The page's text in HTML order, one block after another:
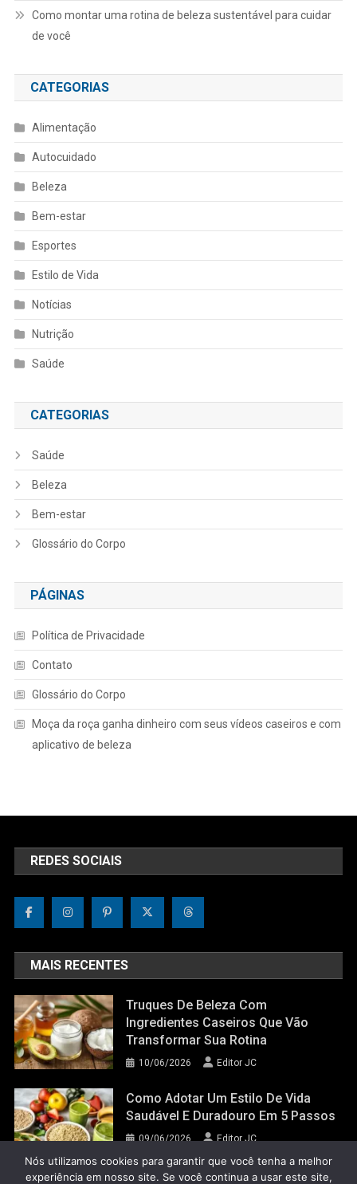
Como montar uma rotina de beleza sustentável para cuidar
de você
CATEGORIAS
Alimentação
Autocuidado
Beleza
Bem-estar
Esportes
Estilo de Vida
Notícias
Nutrição
Saúde
CATEGORIAS
Saúde
Beleza
Bem-estar
Glossário do Corpo
PÁGINAS
Política de Privacidade
Contato
Glossário do Corpo
Moça da roça ganha dinheiro com seus vídeos caseiros e com
aplicativo de beleza
REDES SOCIAIS
MAIS RECENTES
Truques De Beleza Com
Ingredientes Caseiros Que Vão
Transformar Sua Rotina
10/06/2026 Editor JC
Como Adotar Um Estilo De Vida
Saudável E Duradouro Em 5 Passos
09/06/2026 Editor JC
Nós utilizamos cookies para garantir que você tenha a melhor
experiência em nosso site. Se você continua a usar este site,